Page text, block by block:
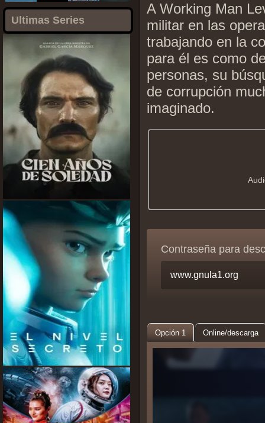
Ultimas Series
A Working Man
militar en las
trabajando en la
para él es como
personas, su
de corrupción
imaginado.
Contraseña para
Opción 1 Online/descarga